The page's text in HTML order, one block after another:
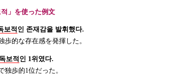
적」を使った例文
보적 인 존재감을 발휘했다.
歩的な存在感を発揮した。
독보적 인 1위였다.
独歩的1位だった。